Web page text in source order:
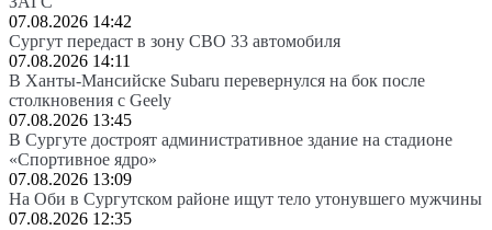
07.08.2026 14:42
Сургут передаст в зону СВО 33 автомобиля
07.08.2026 14:11
В Ханты-Мансийске Subaru перевернулся на бок после
столкновения с Geely
07.08.2026 13:45
В Сургуте достроят административное здание на стадионе
«Спортивное ядро»
07.08.2026 13:09
На Оби в Сургутском районе ищут тело утонувшего мужчины
07.08.2026 12:35